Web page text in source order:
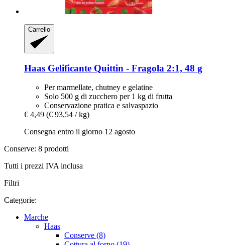
Carrello
Haas Gelificante Quittin -​ Fragola 2:1, 48 g
Per marmellate, chutney e gelatine
Solo 500 g di zucchero per 1 kg di frutta
Conservazione pratica e salvaspazio
€ 4,49 (€ 93,54 / kg)
Consegna entro il giorno 12 agosto
Conserve: 8 prodotti
Tutti i prezzi IVA inclusa
Filtri
Categorie:
Marche
Haas
Conserve (8)